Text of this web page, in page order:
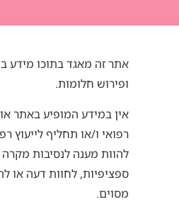
אתר זה מאגד בתוכו מידע
ופירוש חלומות.
אין במידע המופיע באתר או
רפואי ו/או תחליף לייעוץ
להוות מענה לנסיבות מקרה
ספציפיות, לחוות דעה או
מסוים.